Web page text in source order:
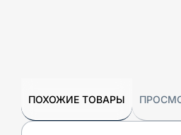
ПОХОЖИЕ ТОВАРЫ